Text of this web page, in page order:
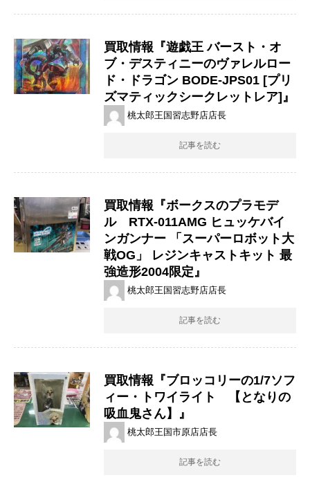
買取情報『遊戯王 ​バースト・オ
ブ・デスティニーのヴァレルロー
ド・ドラゴン BODE-JPS01 ​[プリ
ズマティックシークレットレア]』
桃太郎王国習志野店店長
記事を読む
買取情報『ボークスのプラモデ
ル RTX-011AMG ​ヒュッケバイ
ンガンナー ​「スーパーロボット大
戦OG」 ​レジンキャストキット ​最
強造形2004限定』
桃太郎王国習志野店店長
記事を読む
買取情報『ブロッコリーの1/7ソフ
ィー・トワイライト 【となりの
吸血鬼さん】』
桃太郎王国市原店店長
記事を読む